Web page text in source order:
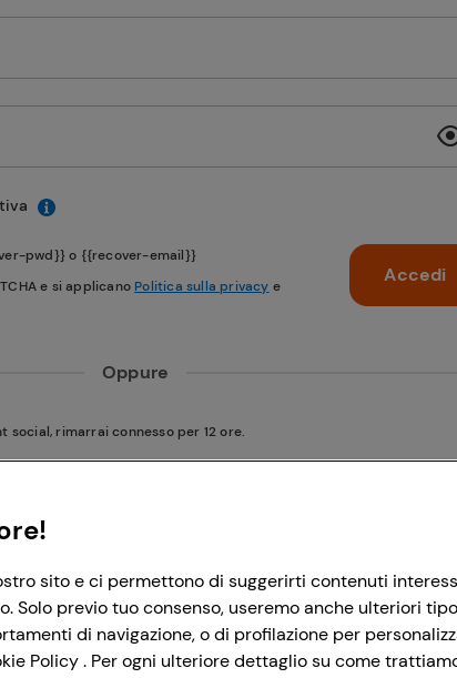
pwd}} o {{recover-email}}
e si applicano Politica sulla privacy e Accedi
Oppure
social, rimarrai connesso per 12 ore.
Accedi con Facebook
sito e ci permettono di suggerirti contenuti
previo tuo consenso, useremo anche ulteriori
di navigazione, o di profilazione per
Policy . Per ogni ulteriore dettaglio su come